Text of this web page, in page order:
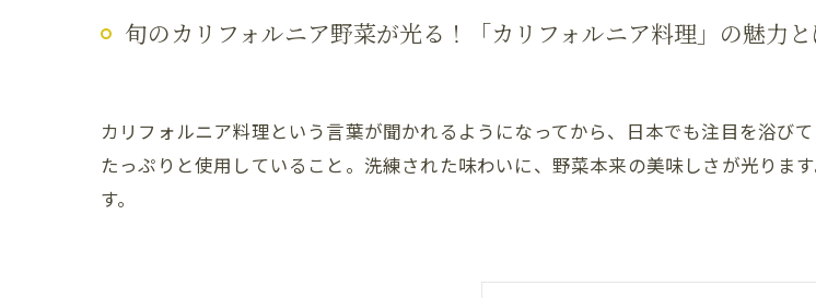
旬のカリフォルニア野菜が光る！「カリフォルニア料理」の魅力と
カリフォルニア料理という言葉が聞かれるようになってから、日本でも注目を浴び
たっぷりと使用していること。洗練された味わいに、野菜本来の美味しさが光りま
す。